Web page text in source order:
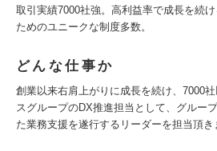
取引実績7000社強。高利益率で成長を続
ためのユニークな制度多数。
どんな仕事か
創業以来右肩上がりに成長を続け、7000
スグループのDX推進担当として、グルー
た業務支援を遂行するリーダーを担当頂き